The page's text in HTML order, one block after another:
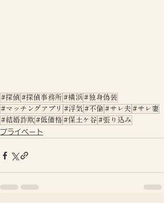
#探偵 #探偵事務所 #横浜 #独身偽装
#マッチングアプリ #浮気 #不倫 #サレ夫 #サレ妻
#結婚詐欺 #低価格 #保土ケ谷 #張り込み
プライベート